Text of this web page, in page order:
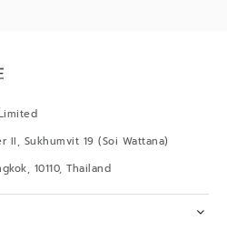
II, Sukhumvit 19 (Soi Wattana)
10110, Thailand